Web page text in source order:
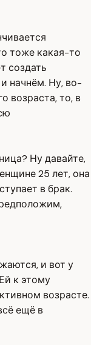
тоже какая-то
создать
начнём. Ну, во-
возраста, то, в
Ну давайте,
25 лет, она
в брак.
и вот у
к этому
возрасте.
ещё в